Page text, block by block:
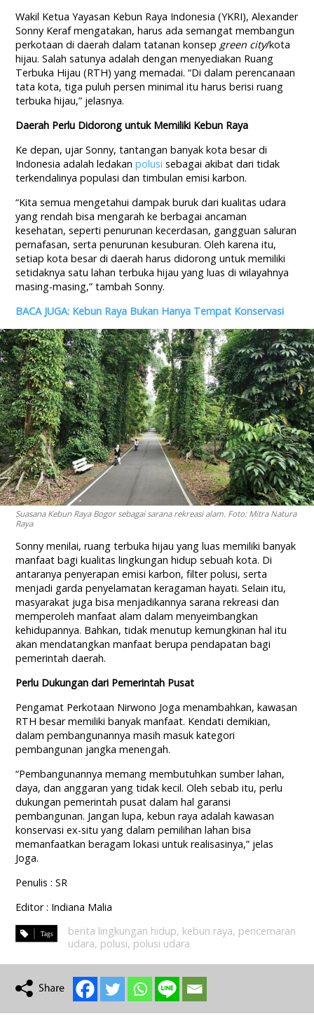
Wakil Ketua Yayasan Kebun Raya Indonesia (YKRI), Alexander
Sonny Keraf mengatakan, harus ada semangat membangun
perkotaan di daerah dalam tatanan konsep green city/kota
hijau. Salah satunya adalah dengan menyediakan Ruang
Terbuka Hijau (RTH) yang memadai. “Di dalam perencanaan
tata kota, tiga puluh persen minimal itu harus berisi ruang
terbuka hijau,” jelasnya.
Daerah Perlu Didorong untuk Memiliki Kebun Raya
Ke depan, ujar Sonny, tantangan banyak kota besar di
Indonesia adalah ledakanpolusi sebagai akibat dari tidak
terkendalinya populasi dan timbulan emisi karbon.
“Kita semua mengetahui dampak buruk dari kualitas udara
yang rendah bisa mengarah ke berbagai ancaman
kesehatan, seperti penurunan kecerdasan, gangguan saluran
pernafasan, serta penurunan kesuburan. Oleh karena itu,
setiap kota besar di daerah harus didorong untuk memiliki
setidaknya satu lahan terbuka hijau yang luas di wilayahnya
masing-masing,” tambah Sonny.
BACA JUGA: Kebun Raya Bukan Hanya Tempat Konservasi
Suasana Kebun Raya Bogor sebagai sarana rekreasi alam. Foto: Mitra Natura
Raya
Sonny menilai, ruang terbuka hijau yang luas memiliki banyak
manfaat bagi kualitas lingkungan hidup sebuah kota. Di
antaranya penyerapan emisi karbon, filter polusi, serta
menjadi garda penyelamatan keragaman hayati. Selain itu,
masyarakat juga bisa menjadikannya sarana rekreasi dan
memperoleh manfaat alam dalam menyeimbangkan
kehidupannya. Bahkan, tidak menutup kemungkinan hal itu
akan mendatangkan manfaat berupa pendapatan bagi
pemerintah daerah.
Perlu Dukungan dari Pemerintah Pusat
Pengamat Perkotaan Nirwono Joga menambahkan, kawasan
RTH besar memiliki banyak manfaat. Kendati demikian,
dalam pembangunannya masih masuk kategori
pembangunan jangka menengah.
“Pembangunannya memang membutuhkan sumber lahan,
daya, dan anggaran yang tidak kecil. Oleh sebab itu, perlu
dukungan pemerintah pusat dalam hal garansi
pembangunan. Jangan lupa, kebun raya adalah kawasan
konservasi ex-situ yang dalam pemilihan lahan bisa
memanfaatkan beragam lokasi untuk realisasinya,” jelas
Joga.
Penulis : SR
Editor : Indiana Malia
berita lingkungan hidup, kebun raya, pencemaran
udara, polusi, polusi udara